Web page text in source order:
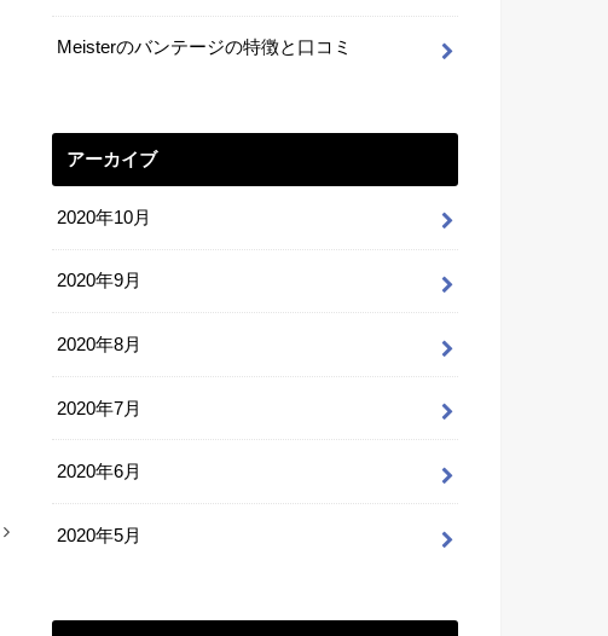
Meisterのバンテージの特徴と口コミ
アーカイブ
2020年10月
2020年9月
2020年8月
2020年7月
2020年6月
2020年5月